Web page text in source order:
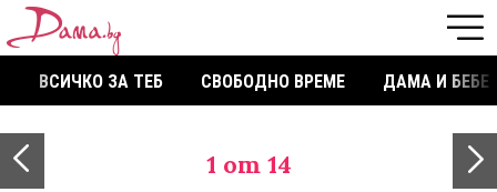
ВСИЧКО ЗА ТЕБ СВОБОДНО ВРЕМЕ ДАМА И БЕБЕ
1 от 14